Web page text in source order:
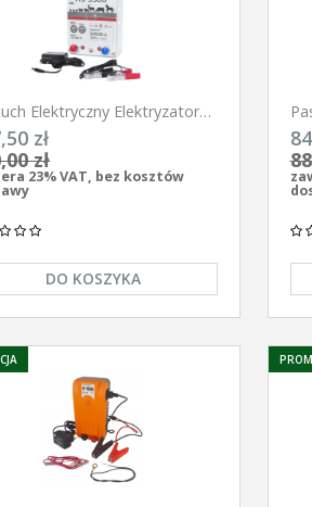
Elektryczny Elektryzator
Pomelac AS-3300 3,3
zł
zł
23% VAT, bez kosztów
DO KOSZYKA